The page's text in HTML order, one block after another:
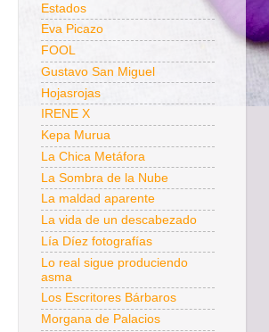
Estados
Eva Picazo
FOOL
Gustavo San Miguel
Hojasrojas
IRENE X
Kepa Murua
La Chica Metáfora
La Sombra de la Nube
La maldad aparente
La vida de un descabezado
Lía Díez fotografías
Lo real sigue produciendo
asma
Los Escritores Bárbaros
Morgana de Palacios